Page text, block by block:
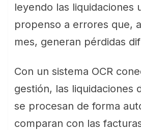
leyendo las liquidaciones
propenso a errores que,
mes, generan pérdidas
Con un sistema OCR
gestión, las liquidaciones
se procesan de forma
comparan con las